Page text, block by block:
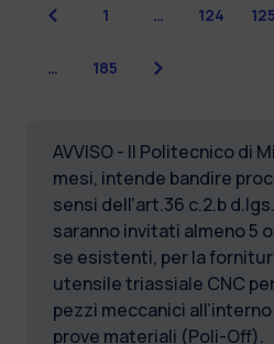
Precedente
1 … 124 125
… 185 Successiva
AVVISO - Il Politecnico di
mesi, intende bandire
sensi dell’art.36 c.2.b
saranno invitati almeno 5
se esistenti, per la
utensile triassiale CNC
pezzi meccanici
prove materiali (Poli-Off).